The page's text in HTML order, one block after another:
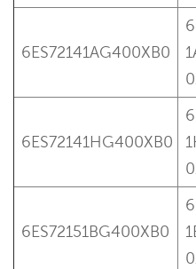
6ES72141AG400XB0
6ES72141HG400XB0
6ES72151BG400XB0